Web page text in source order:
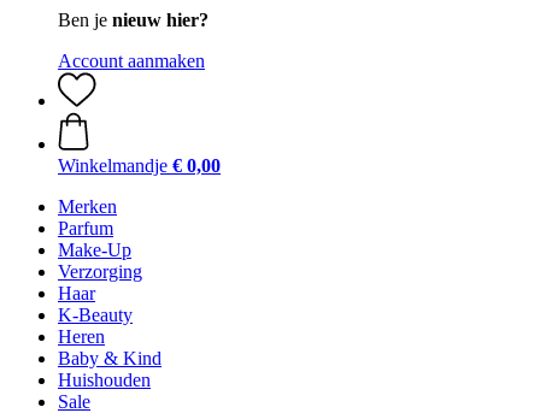
Ben je nieuw hier?
Account aanmaken
Winkelmandje € 0,00
Merken
Parfum
Make-Up
Verzorging
Haar
K-Beauty
Heren
Baby & Kind
Huishouden
Sale